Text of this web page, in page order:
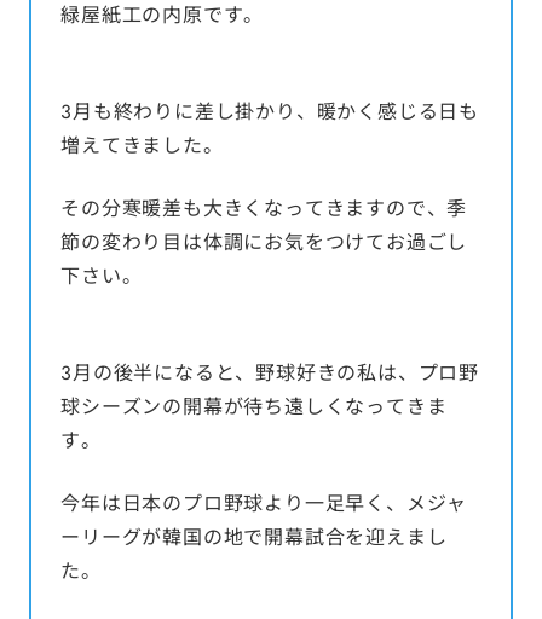
緑屋紙工の内原です。
3月も終わりに差し掛かり、暖かく感じる日も
増えてきました。
その分寒暖差も大きくなってきますので、季
節の変わり目は体調にお気をつけてお過ごし
下さい。
3月の後半になると、野球好きの私は、プロ野
球シーズンの開幕が待ち遠しくなってきま
す。
今年は日本のプロ野球より一足早く、メジャ
ーリーグが韓国の地で開幕試合を迎えまし
た。